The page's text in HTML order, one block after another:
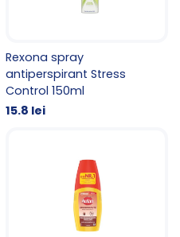
Rexona spray
antiperspirant Stress
Control 150ml
15.8 lei